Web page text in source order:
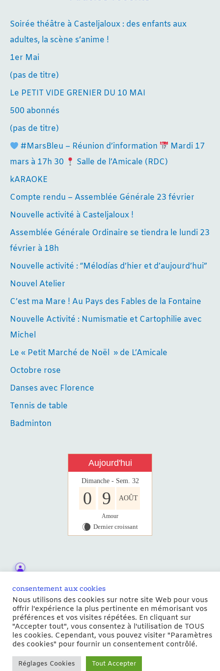
Soirée théâtre à Casteljaloux : des enfants aux
adultes, la scène s’anime !
1er Mai
(pas de titre)
Le PETIT VIDE GRENIER DU 10 MAI
500 abonnés
(pas de titre)
#MarsBleu – Réunion d’information
Mardi 17
mars à 17h 30
Salle de l’Amicale (RDC)
kARAOKE
Compte rendu – Assemblée Générale 23 février
Nouvelle activité à Casteljaloux !
Assemblée Générale Ordinaire se tiendra le lundi 23
février à 18h
Nouvelle activité : “Mélodías d’hier et d’aujourd’hui”
Nouvel Atelier
C’est ma Mare ! Au Pays des Fables de la Fontaine
Nouvelle Activité : Numismatie et Cartophilie avec
Michel
Le « Petit Marché de Noël » de L’Amicale
Octobre rose
Danses avec Florence
Tennis de table
Badminton
Aujourd'hui
Dimanche - Sem. 32
0 9 AOÛT
Amour
W Dernier croissant
Copyright © 2026 | Powered byThème WordPress Astra
consentement aux cookies
Nous utilisons des cookies sur notre site Web pour vous
offrir l'expérience la plus pertinente en mémorisant vos
préférences et vos visites répétées. En cliquant sur
"Accepter tout", vous consentez à l'utilisation de TOUS
les cookies. Cependant, vous pouvez visiter "Paramètres
des cookies" pour fournir un consentement contrôlé.
Réglages Cookies Tout Accepter